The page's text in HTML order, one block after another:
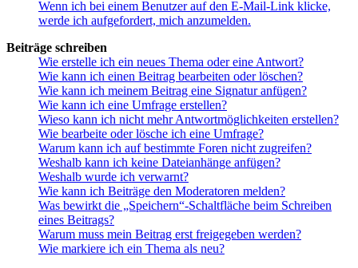
Wenn ich bei einem Benutzer auf den E-Mail-Link klicke,
werde ich aufgefordert, mich anzumelden.
Beiträge schreiben
Wie erstelle ich ein neues Thema oder eine Antwort?
Wie kann ich einen Beitrag bearbeiten oder löschen?
Wie kann ich meinem Beitrag eine Signatur anfügen?
Wie kann ich eine Umfrage erstellen?
Wieso kann ich nicht mehr Antwortmöglichkeiten erstellen?
Wie bearbeite oder lösche ich eine Umfrage?
Warum kann ich auf bestimmte Foren nicht zugreifen?
Weshalb kann ich keine Dateianhänge anfügen?
Weshalb wurde ich verwarnt?
Wie kann ich Beiträge den Moderatoren melden?
Was bewirkt die „Speichern“-Schaltfläche beim Schreiben
eines Beitrags?
Warum muss mein Beitrag erst freigegeben werden?
Wie markiere ich ein Thema als neu?